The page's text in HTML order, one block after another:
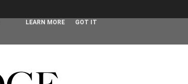
LEARN MORE GOT IT